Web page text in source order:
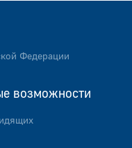
Федерации
возможности